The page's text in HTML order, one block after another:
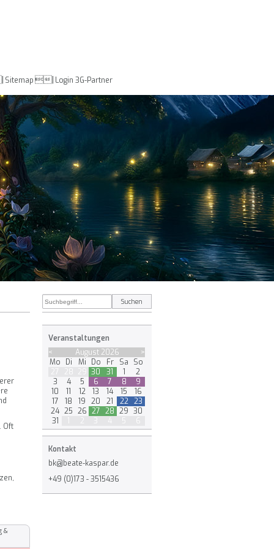
Sitemap| Login 3G-Partner
Oft
&
Veranstaltungen
<
August 2026
>
Mo
Di Mi Do Fr Sa
So
27
28 29 30 31 1
2
3
4 5 6 7 8
9
10
11 12 13 14 15
16
17
18 19 20 21 22 23
24 25 26 27 28 29 30
31
2 4 5 6
Kontakt
bk@beate-kaspar.de
+49 (0)173 - 3515436